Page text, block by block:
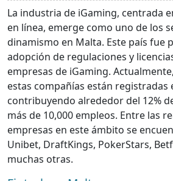
La industria de iGaming, centrada
en línea, emerge como uno de los
dinamismo en Malta. Este país fue
adopción de regulaciones y
empresas de iGaming.
estas compañías están registradas
contribuyendo alrededor del 12%
más de 10,000 empleos. Entre las
empresas en este ámbito se
Unibet, DraftKings, PokerStars,
muchas otras.